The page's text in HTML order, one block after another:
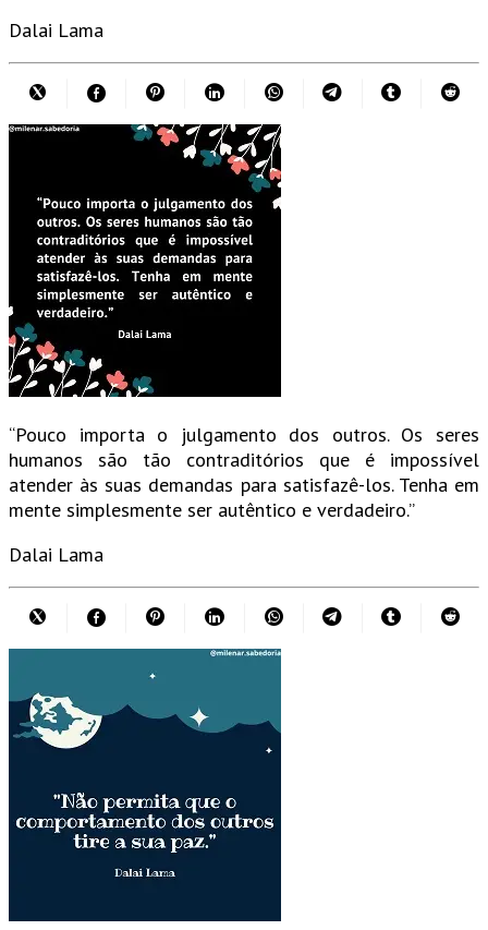
Dalai Lama
“Pouco importa o julgamento dos outros. Os seres
humanos são tão contraditórios que é impossível
atender às suas demandas para satisfazê-los. Tenha em
mente simplesmente ser autêntico e verdadeiro.”
Dalai Lama